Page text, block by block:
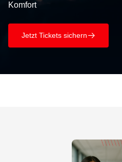
Komfort
Jetzt Tickets sichern􀄫